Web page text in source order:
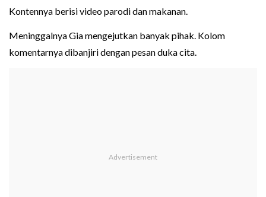
Kontennya berisi video parodi dan makanan.
Meninggalnya Gia mengejutkan banyak pihak. Kolom
komentarnya dibanjiri dengan pesan duka cita.